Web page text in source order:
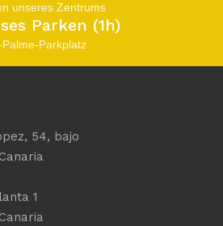
unseres Zentrums
Parken (1h)
Parkplatz
54, bajo
1